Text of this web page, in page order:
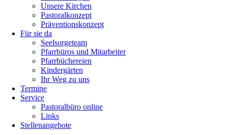
Unsere Kirchen
Pastoralkonzept
Präventionskonzept
Für sie da
Seelsorgeteam
Pfarrbüros und Mitarbeiter
Pfarrbüchereien
Kindergärten
Ihr Weg zu uns
Termine
Service
Pastoralbüro online
Links
Stellenangebote